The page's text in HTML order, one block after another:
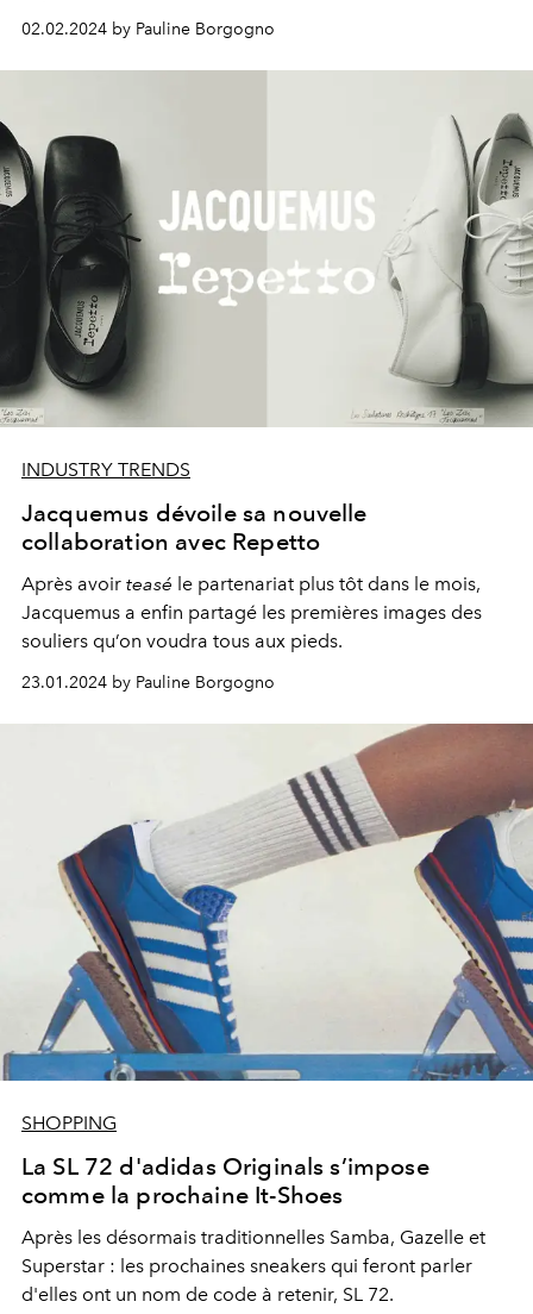
02.02.2024 by Pauline Borgogno
INDUSTRY TRENDS
Jacquemus dévoile sa nouvelle
collaboration avec Repetto
Après avoir teasé le partenariat plus tôt dans le mois,
Jacquemus a enfin partagé les premières images des
souliers qu’on voudra tous aux pieds.
23.01.2024 by Pauline Borgogno
SHOPPING
La SL 72 d'adidas Originals s’impose
comme la prochaine It-Shoes
Après les désormais traditionnelles Samba, Gazelle et
Superstar : les prochaines sneakers qui feront parler
d'elles ont un nom de code à retenir, SL 72.